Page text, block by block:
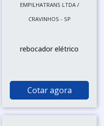
EMPILHATRANS LTDA /
CRAVINHOS - SP
rebocador elétrico
Cotar agora